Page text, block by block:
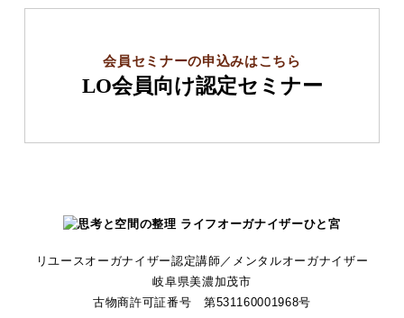
会員セミナーの申込みはこちら
LO会員向け認定セミナー
リユースオーガナイザー認定講師／メンタルオーガナイザー
岐阜県美濃加茂市
古物商許可証番号 第531160001968号